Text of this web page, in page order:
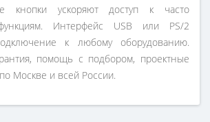
кнопки ускоряют доступ к часто
Интерфейс USB или PS/2
к любому оборудованию.
помощь с подбором, проектные
Москве и всей России.